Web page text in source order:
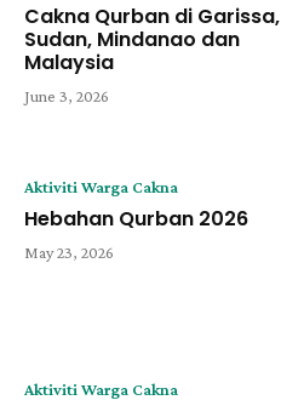
Cakna Qurban di Garissa,
Sudan, Mindanao dan
Malaysia
June 3, 2026
Aktiviti Warga Cakna
Hebahan Qurban 2026
May 23, 2026
Aktiviti Warga Cakna